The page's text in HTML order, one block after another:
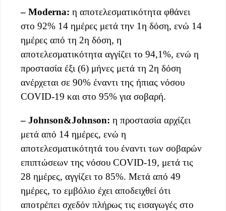
– Moderna: η αποτελεσματικότητα φθάνει
στο 92% 14 ημέρες μετά την 1η δόση, ενώ 14
ημέρες από τη 2η δόση, η
αποτελεσματικότητα αγγίζει το 94,1%, ενώ η
προστασία έξι (6) μήνες μετά τη 2η δόση
ανέρχεται σε 90% έναντι της ήπιας νόσου
COVID-19 και στο 95% για σοβαρή.
– Johnson&Johnson: η προστασία αρχίζει
μετά από 14 ημέρες, ενώ η
αποτελεσματικότητά του έναντι των σοβαρών
επιπτώσεων της νόσου COVID-19, μετά τις
28 ημέρες, αγγίζει το 85%. Μετά από 49
ημέρες, το εμβόλιο έχει αποδειχθεί ότι
αποτρέπει σχεδόν πλήρως τις εισαγωγές στο